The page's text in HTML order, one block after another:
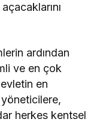
ardından
ve en çok
en
herkes kentsel